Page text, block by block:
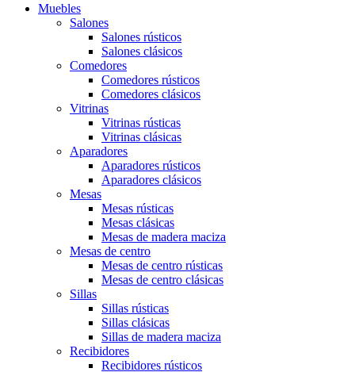
Muebles
Salones
Salones rústicos
Salones clásicos
Comedores
Comedores rústicos
Comedores clásicos
Vitrinas
Vitrinas rústicas
Vitrinas clásicas
Aparadores
Aparadores rústicos
Aparadores clásicos
Mesas
Mesas rústicas
Mesas clásicas
Mesas de madera maciza
Mesas de centro
Mesas de centro rústicas
Mesas de centro clásicas
Sillas
Sillas rústicas
Sillas clásicas
Sillas de madera maciza
Recibidores
Recibidores rústicos